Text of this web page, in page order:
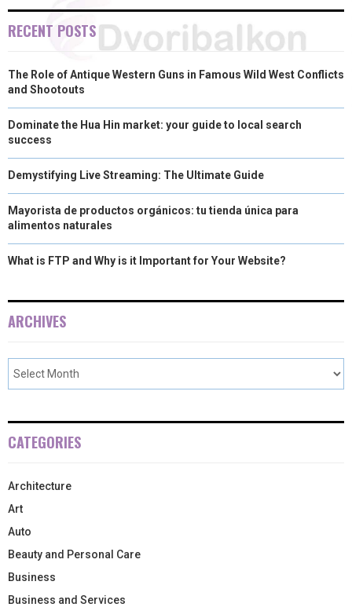
RECENT POSTS
The Role of Antique Western Guns in Famous Wild West Conflicts
and Shootouts
Dominate the Hua Hin market: your guide to local search
success
Demystifying Live Streaming: The Ultimate Guide
Mayorista de productos orgánicos: tu tienda única para
alimentos naturales
What is FTP and Why is it Important for Your Website?
ARCHIVES
CATEGORIES
Architecture
Art
Auto
Beauty and Personal Care
Business
Business and Services